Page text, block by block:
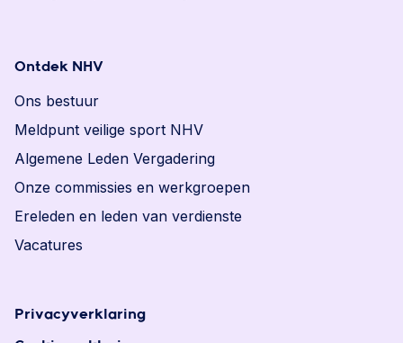
Ontdek NHV
Ons bestuur
Meldpunt veilige sport NHV
Algemene Leden Vergadering
Onze commissies en werkgroepen
Ereleden en leden van verdienste
Vacatures
Privacyverklaring